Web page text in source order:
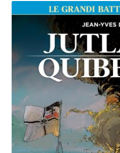
Il mio account